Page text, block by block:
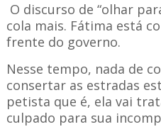
O discurso de “olhar
cola mais. Fátima está
frente do governo.
Nesse tempo, nada de
consertar as estradas
petista que é, ela vai
culpado para sua